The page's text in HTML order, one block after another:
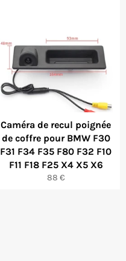
Caméra de recul poignée
de coffre pour BMW F30
F31 F34 F35 F80 F32 F10
F11 F18 F25 X4 X5 X6
Prix
88 €